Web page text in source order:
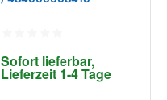
Sofort lieferbar,
Lieferzeit 1-4 Tage